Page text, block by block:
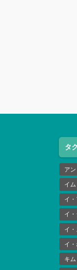
タ
ア
イ
イ
イ
イ
イ・
キ